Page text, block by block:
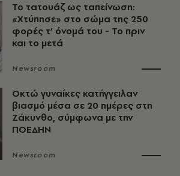
Το τατουάζ ως ταπείνωση:
«Χτύπησε» στο σώμα της 250
φορές τ’ όνομά του - Το πριν
και το μετά
Newsroom
Οκτώ γυναίκες κατήγγειλαν
βιασμό μέσα σε 20 ημέρες στη
Ζάκυνθο, σύμφωνα με την
ΠΟΕΔΗΝ
Newsroom